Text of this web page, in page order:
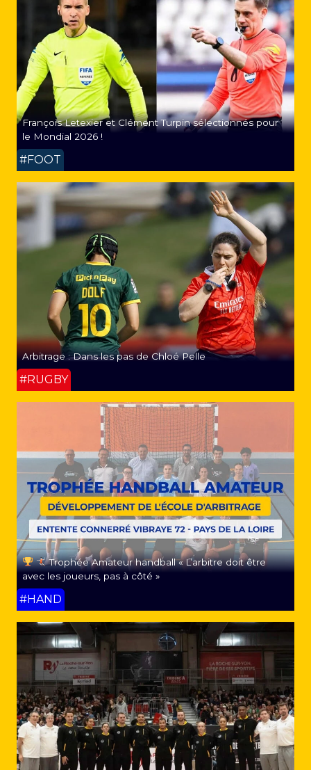
François Letexier et Clément Turpin sélectionnés pour
le Mondial 2026 !
#FOOT
Arbitrage : Dans les pas de Chloé Pelle
#RUGBY
Trophée Amateur handball « L’arbitre doit être
avec les joueurs, pas à côté »
#HAND